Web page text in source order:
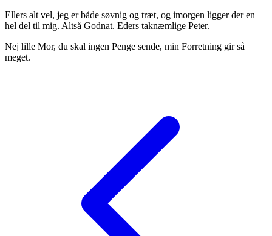
Ellers alt vel, jeg er både søvnig og træt, og imorgen ligger der en
hel del til mig. Altså Godnat. Eders taknæmlige Peter.
Nej lille Mor, du skal ingen Penge sende, min Forretning gir så
meget.